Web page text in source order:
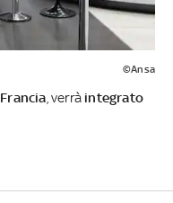
©Ansa
Francia, verrà integrato